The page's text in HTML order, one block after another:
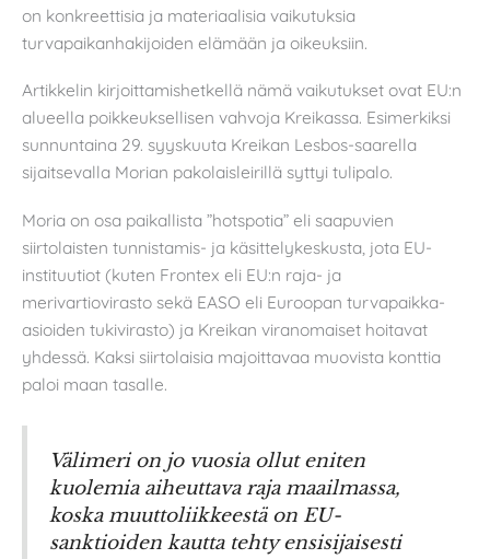
on konkreettisia ja materiaalisia vaikutuksia
turvapaikanhakijoiden elämään ja oikeuksiin.
Artikkelin kirjoittamishetkellä nämä vaikutukset ovat EU:n
alueella poikkeuksellisen vahvoja Kreikassa. Esimerkiksi
sunnuntaina 29. syyskuuta Kreikan Lesbos-saarella
sijaitsevalla Morian pakolaisleirillä syttyi tulipalo.
Moria on osa paikallista ”hotspotia” eli saapuvien
siirtolaisten tunnistamis- ja käsittelykeskusta, jota EU-
instituutiot (kuten Frontex eli EU:n raja- ja
merivartiovirasto sekä EASO eli Euroopan turvapaikka-
asioiden tukivirasto) ja Kreikan viranomaiset hoitavat
yhdessä. Kaksi siirtolaisia majoittavaa muovista konttia
paloi maan tasalle.
Välimeri on jo vuosia ollut eniten
kuolemia aiheuttava raja maailmassa,
koska muuttoliikkeestä on EU-
sanktioiden kautta tehty ensisijaisesti